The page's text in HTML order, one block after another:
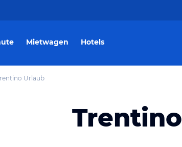
Mietwagen Hotels
Urlaub
Trentino